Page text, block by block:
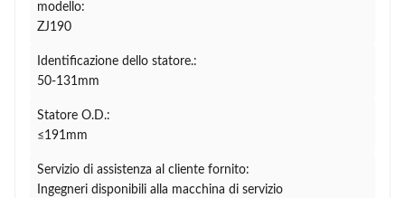
modello:
ZJ190
Identificazione dello statore.:
50-131mm
Statore O.D.:
≤191mm
Servizio di assistenza al cliente fornito:
Ingegneri disponibili alla macchina di servizio